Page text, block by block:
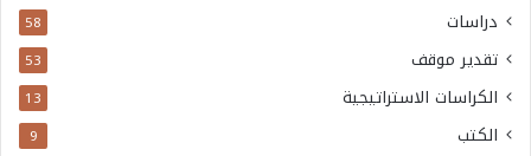
دراسات 58
تقدير موقف 53
الكراسات الاستراتيجية 13
الكتب 9